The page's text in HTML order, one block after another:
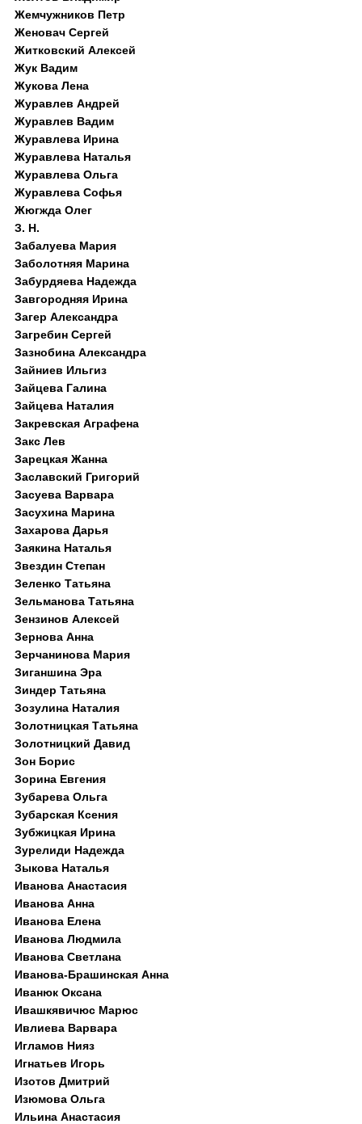
Жемчужников Петр
Женовач Сергей
Житковский Алексей
Жук Вадим
Жукова Лена
Журавлев Андрей
Журавлев Вадим
Журавлева Ирина
Журавлева Наталья
Журавлева Ольга
Журавлева Софья
Жюгжда Олег
З. Н.
Забалуева Мария
Заболотняя Марина
Забурдяева Надежда
Завгородняя Ирина
Загер Александра
Загребин Сергей
Зазнобина Александра
Зайниев Ильгиз
Зайцева Галина
Зайцева Наталия
Закревская Аграфена
Закс Лев
Зарецкая Жанна
Заславский Григорий
Засуева Варвара
Засухина Марина
Захарова Дарья
Заякина Наталья
Звездин Степан
Зеленко Татьяна
Зельманова Татьяна
Зензинов Алексей
Зернова Анна
Зерчанинова Мария
Зиганшина Эра
Зиндер Татьяна
Зозулина Наталия
Золотницкая Татьяна
Золотницкий Давид
Зон Борис
Зорина Евгения
Зубарева Ольга
Зубарская Ксения
Зубжицкая Ирина
Зурелиди Надежда
Зыкова Наталья
Иванова Анастасия
Иванова Анна
Иванова Елена
Иванова Людмила
Иванова Светлана
Иванова-Брашинская Анна
Иванюк Оксана
Ивашкявичюс Марюс
Ивлиева Варвара
Игламов Нияз
Игнатьев Игорь
Изотов Дмитрий
Изюмова Ольга
Ильина Анастасия